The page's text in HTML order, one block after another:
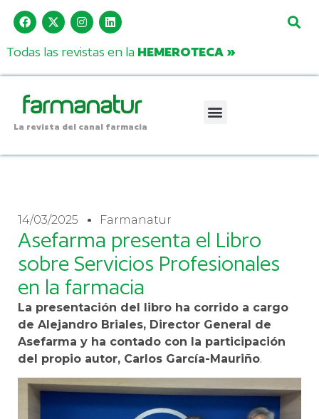
Todas las revistas en la HEMEROTECA »
La revista del canal farmacia
14/03/2025 Farmanatur
Asefarma presenta el Libro
sobre Servicios Profesionales
en la farmacia
La presentación del libro ha corrido a cargo
de Alejandro Briales, Director General de
Asefarma y ha contado con la participación
del propio autor, Carlos García-Mauriño.